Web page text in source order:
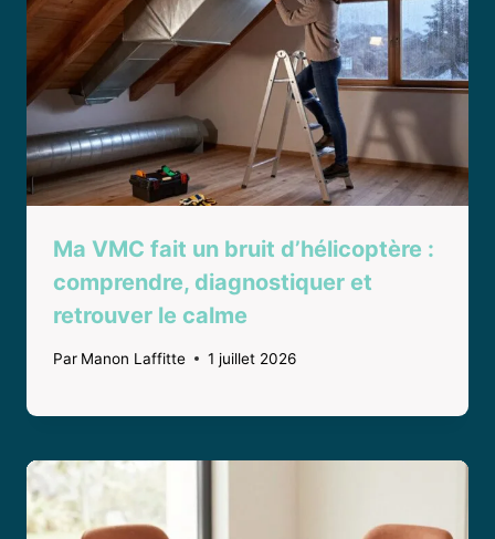
Ma VMC fait un bruit d’hélicoptère :
comprendre, diagnostiquer et
retrouver le calme
Par Manon Laffitte 1 juillet 2026